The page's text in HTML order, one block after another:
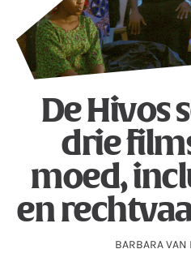
De Hivos
drie
moed,
en
BARBARA VAN